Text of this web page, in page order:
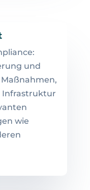
und
Infrastruktur
wie